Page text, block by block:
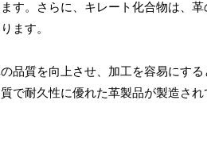
す。さらに、キレート化合物は、
ます。
品質を向上させ、加工を容易にす
で耐久性に優れた革製品が製造され